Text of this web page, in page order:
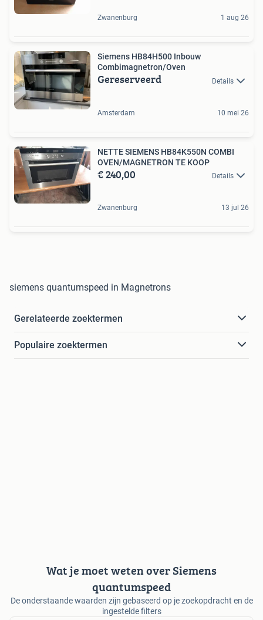
Zwanenburg 1 aug 26
Siemens HB84H500 Inbouw
Combimagnetron/Oven
Gereserveerd Details
Amsterdam 10 mei 26
NETTE SIEMENS HB84K550N COMBI
OVEN/MAGNETRON TE KOOP
€ 240,00 Details
Zwanenburg 13 jul 26
siemens quantumspeed in Magnetrons
Gerelateerde zoektermen
Populaire zoektermen
Wat je moet weten over Siemens
quantumspeed
De onderstaande waarden zijn gebaseerd op je zoekopdracht en de
ingestelde filters